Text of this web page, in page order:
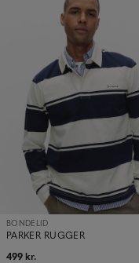
PARKER RUGGER
BONDELID
499 kr.